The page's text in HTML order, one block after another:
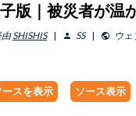
版｜被災者が温
SHISHIS person SS public ウェ
スを表示 ソース表示